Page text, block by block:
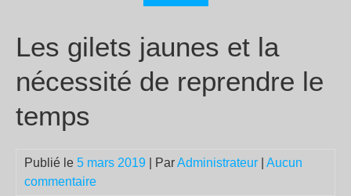
Les gilets jaunes et la
nécessité de reprendre le
temps
Publié le 5 mars 2019 | ParAdministrateur
Aucun
commentaire